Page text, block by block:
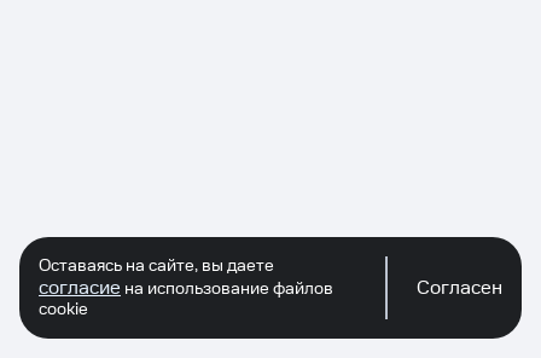
Оставаясь на сайте, вы даете
согласие на использование файлов
cookie
Согласен